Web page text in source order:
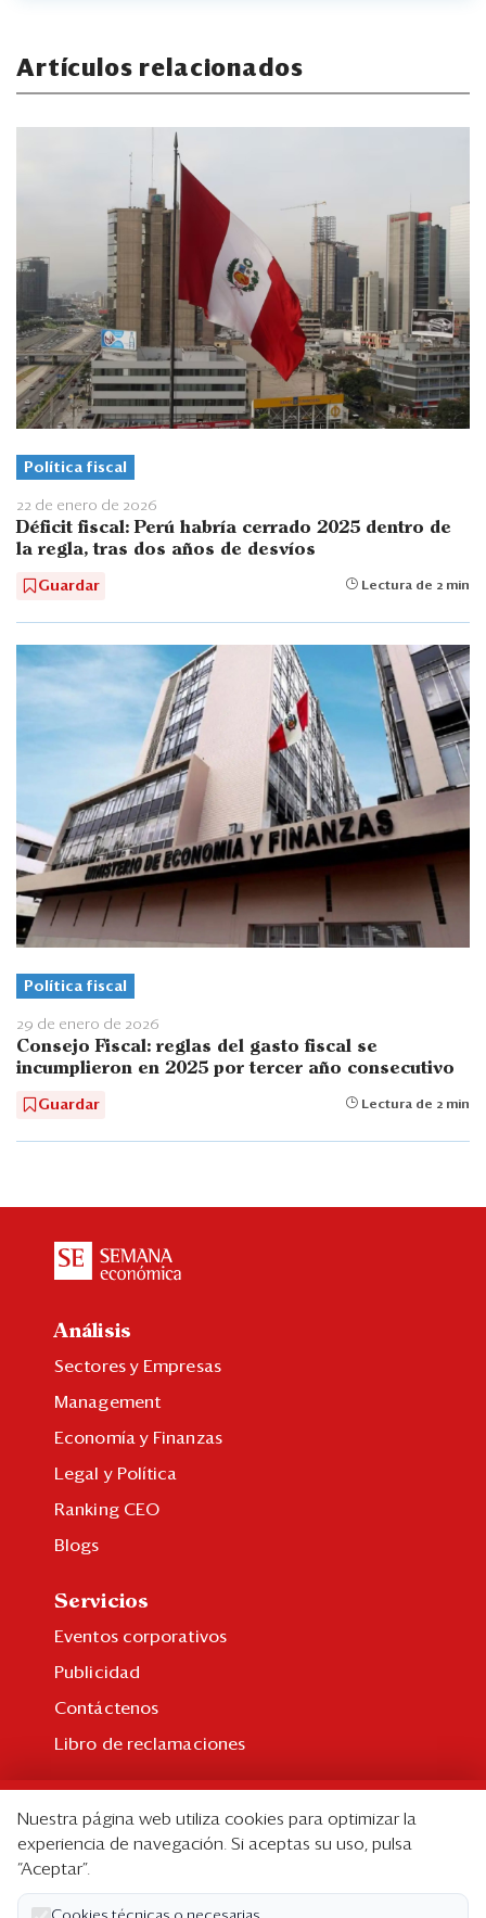
Artículos relacionados
Política fiscal
22 de enero de 2026
Déficit fiscal: Perú habría cerrado 2025 dentro de
la regla, tras dos años de desvíos
Guardar Lectura de 2 min
Política fiscal
29 de enero de 2026
Consejo Fiscal: reglas del gasto fiscal se
incumplieron en 2025 por tercer año consecutivo
Guardar Lectura de 2 min
Análisis
Sectores y Empresas
Management
Economía y Finanzas
Legal y Política
Ranking CEO
Blogs
Servicios
Eventos corporativos
Publicidad
Contáctenos
Libro de reclamaciones
Suscripción individual
Paquetes corporativos
Edición Impresa
Nuestra página web utiliza cookies para optimizar la
experiencia de navegación. Si aceptas su uso, pulsa
“Aceptar”.